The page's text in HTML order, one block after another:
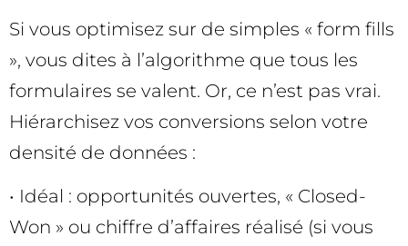
Si vous optimisez sur de simples « form fills
», vous dites à l’algorithme que tous les
formulaires se valent. Or, ce n’est pas vrai.
Hiérarchisez vos conversions selon votre
densité de données :
• Idéal : opportunités ouvertes, « Closed-
Won » ou chiffre d’affaires réalisé (si vous